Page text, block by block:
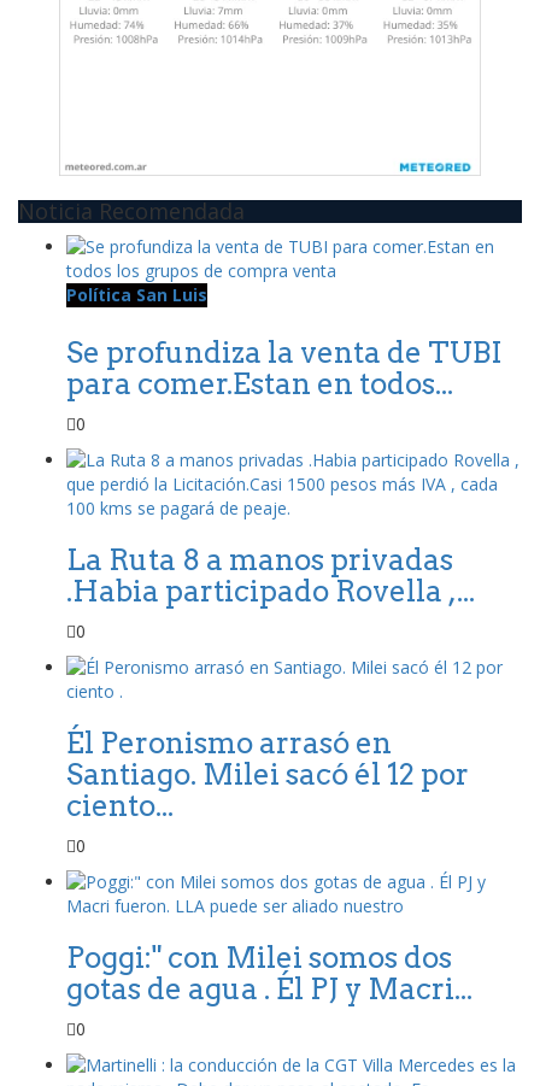
Noticia Recomendada
Política San Luis
Se profundiza la venta de TUBI
para comer.Estan en todos...
0
La Ruta 8 a manos privadas
.Habia participado Rovella ,...
0
Él Peronismo arrasó en
Santiago. Milei sacó él 12 por
ciento...
0
Poggi:" con Milei somos dos
gotas de agua . Él PJ y Macri...
0